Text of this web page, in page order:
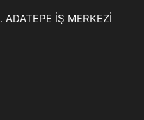
İŞ MERKEZİ